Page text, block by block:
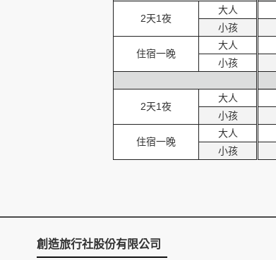
2天1夜
大人
小孩
住宿一晚
大人
小孩
2天1夜
大人
小孩
住宿一晚
大人
小孩
創造旅行社股份有限公司